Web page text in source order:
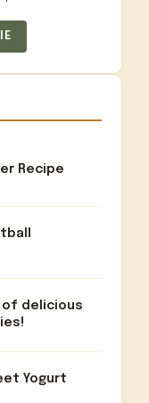
Recipe
delicious
Yogurt